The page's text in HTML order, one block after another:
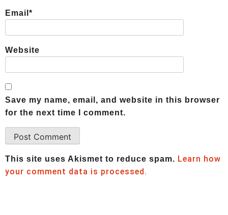
Email *
Website
Save my name, email, and website in this browser
for the next time I comment.
This site uses Akismet to reduce spam. Learn how
your comment data is processed.